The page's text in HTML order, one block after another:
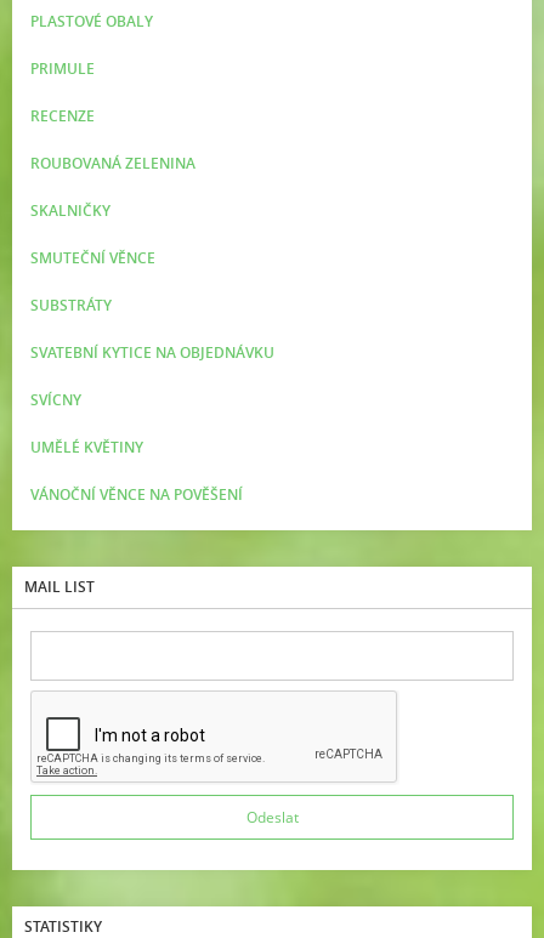
PLASTOVÉ OBALY
PRIMULE
RECENZE
ROUBOVANÁ ZELENINA
SKALNIČKY
SMUTEČNÍ VĚNCE
SUBSTRÁTY
SVATEBNÍ KYTICE NA OBJEDNÁVKU
SVÍCNY
UMĚLÉ KVĚTINY
VÁNOČNÍ VĚNCE NA POVĚŠENÍ
MAIL LIST
STATISTIKY